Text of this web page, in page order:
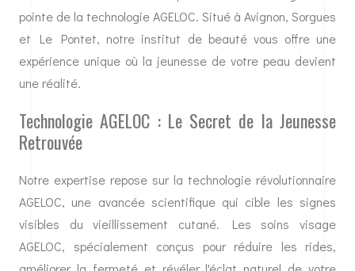
pointe de la technologie AGELOC. Situé à Avignon, Sorgues
et Le Pontet, notre institut de beauté vous offre une
expérience unique où la jeunesse de votre peau devient
une réalité.
Technologie AGELOC : Le Secret de la Jeunesse
Retrouvée
Notre expertise repose sur la technologie révolutionnaire
AGELOC, une avancée scientifique qui cible les signes
visibles du vieillissement cutané. Les soins visage
AGELOC, spécialement conçus pour réduire les rides,